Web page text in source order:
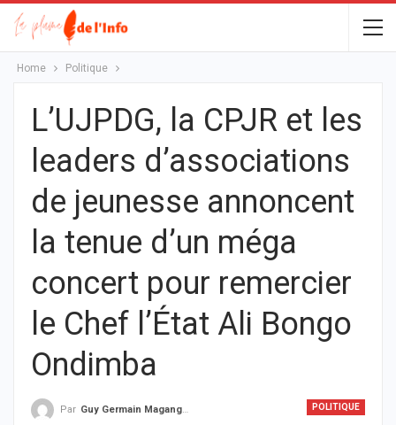
Home Politique
L’UJPDG, la CPJR et les
leaders d’associations
de jeunesse annoncent
la tenue d’un méga
concert pour remercier
le Chef l’État Ali Bongo
Ondimba
POLITIQUE
Par Guy Germain Maganga Nziengui